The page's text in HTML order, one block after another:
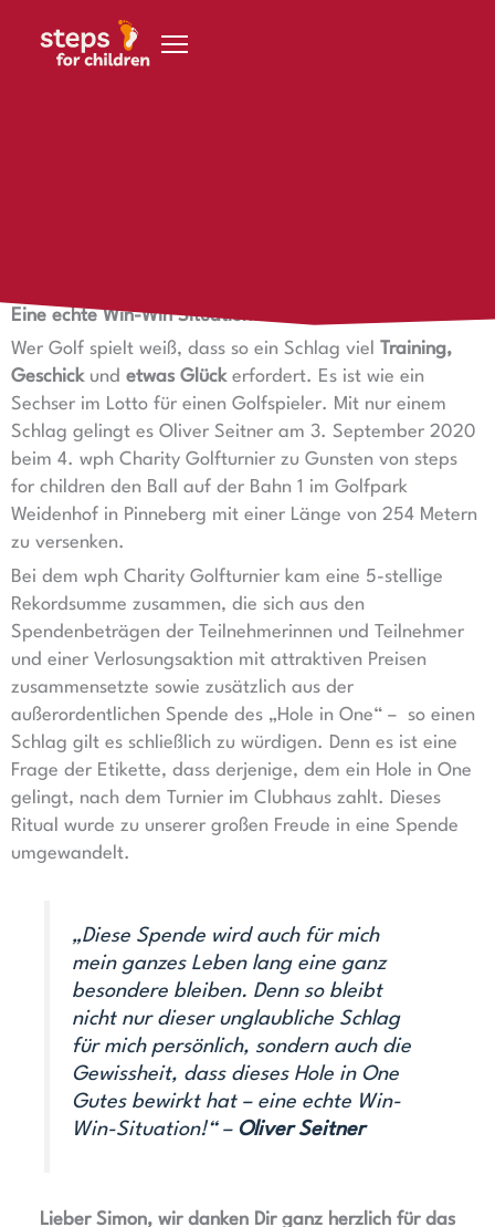
Eine echte Win-Win Situation
Wer Golf spielt weiß, dass so ein Schlag viel Training,
Geschick und etwas Glückerfordert. Es ist wie ein
Sechser im Lotto für einen Golfspieler. Mit nur einem
Schlag gelingt es Oliver Seitner am 3. September 2020
beim 4. wph Charity Golfturnier zu Gunsten von steps
for children den Ball auf der Bahn 1 im Golfpark
Weidenhof in Pinneberg mit einer Länge von 254 Metern
zu versenken.
Bei dem wph Charity Golfturnier kam eine 5-stellige
Rekordsumme zusammen, die sich aus den
Spendenbeträgen der Teilnehmerinnen und Teilnehmer
und einer Verlosungsaktion mit attraktiven Preisen
zusammensetzte sowie zusätzlich aus der
außerordentlichen Spende des „Hole in One“ – so einen
Schlag gilt es schließlich zu würdigen. Denn es ist eine
Frage der Etikette, dass derjenige, dem ein Hole in One
gelingt, nach dem Turnier im Clubhaus zahlt. Dieses
Ritual wurde zu unserer großen Freude in eine Spende
umgewandelt.
„Diese Spende wird auch für mich
mein ganzes Leben lang eine ganz
besondere bleiben. Denn so bleibt
nicht nur dieser unglaubliche Schlag
für mich persönlich, sondern auch die
Gewissheit, dass dieses Hole in One
Gutes bewirkt hat – eine echte Win-
Win-Situation!“ –Oliver Seitner
Lieber Simon, wir danken Dir ganz herzlich für das